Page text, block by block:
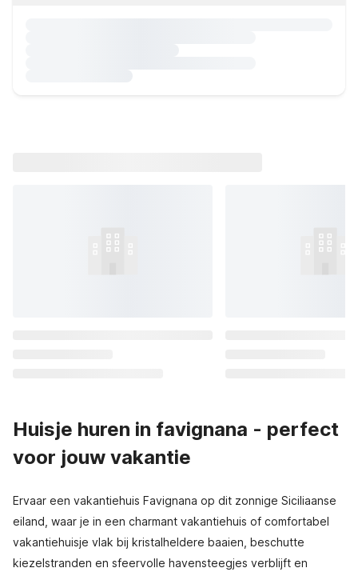
Huisje huren in favignana - perfect
voor jouw vakantie
Ervaar een vakantiehuis Favignana op dit zonnige Siciliaanse
eiland, waar je in een charmant vakantiehuis of comfortabel
vakantiehuisje vlak bij kristalheldere baaien, beschutte
kiezelstranden en sfeervolle havensteegjes verblijft en